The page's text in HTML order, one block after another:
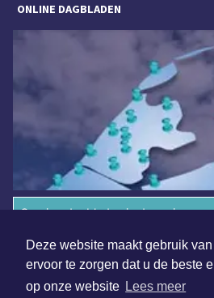
Deze website maakt gebruik
ervoor te zorgen dat u de beste
op onze website Lees meer
ONLINE DAGBLADEN
Overige dagbladen in de regio
Algemene voorwaarden
Disclaimer